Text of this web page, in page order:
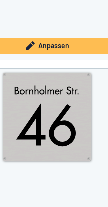
Anpassen